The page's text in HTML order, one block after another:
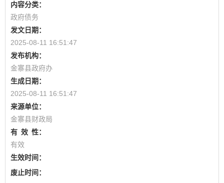
内容分类：
政府债务
发文日期：
2025-08-11 16:51:47
发布机构：
金寨县政府办
生成日期：
2025-08-11 16:51:47
来源单位：
金寨县财政局
有 效 性：
有效
生效时间：
废止时间：